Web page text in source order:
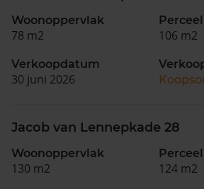
Woonoppervlak
78 m2
Perceel
106 m2
Verkoopdatum
30 juni 2026
Jacob van Lennepkade 28
Woonoppervlak
130 m2
Perceel
124 m2